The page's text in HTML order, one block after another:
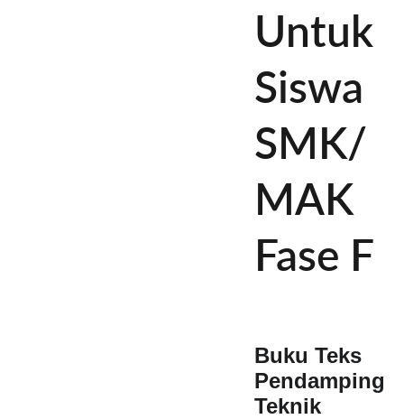
Untuk
Siswa
SMK/
MAK
Fase F
Buku Teks
Pendamping
Teknik